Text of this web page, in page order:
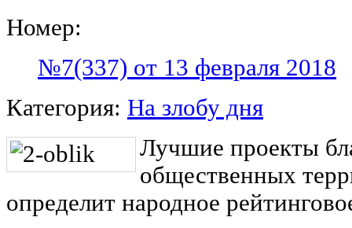
Номер:
№7(337) от 13 февраля 2018
Категория: На злобу дня
Лучшие проекты
общественных
определит народное